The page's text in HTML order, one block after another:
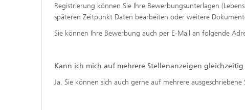
Registrierung können Sie Ihre Bewerbungsunterlagen
späteren Zeitpunkt Daten bearbeiten oder weitere
Sie können Ihre Bewerbung auch per E-Mail an folgende
Kann ich mich auf mehrere Stellenanzeigen
Ja. Sie können sich auch gerne auf mehrere